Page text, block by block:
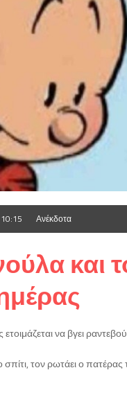
Ανέκδοτα
και
να βγει
τον ρωτάει ο πατέρας